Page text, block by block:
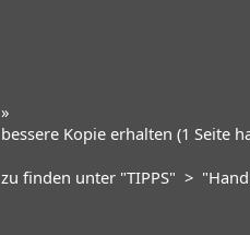
»
bessere Kopie erhalten (1 Seite
zu finden unter "TIPPS" >